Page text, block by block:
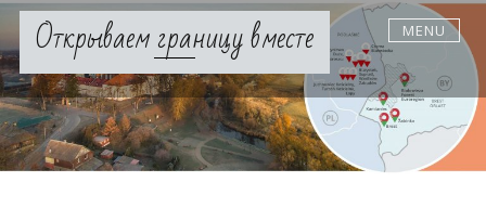
Skip
contentОткрываем границу вместе MENU